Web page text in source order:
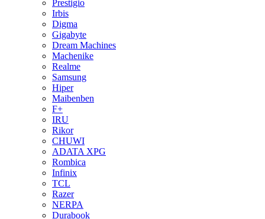
Prestigio
Irbis
Digma
Gigabyte
Dream Machines
Machenike
Realme
Samsung
Hiper
Maibenben
F+
IRU
Rikor
CHUWI
ADATA XPG
Rombica
Infinix
TCL
Razer
NERPA
Durabook